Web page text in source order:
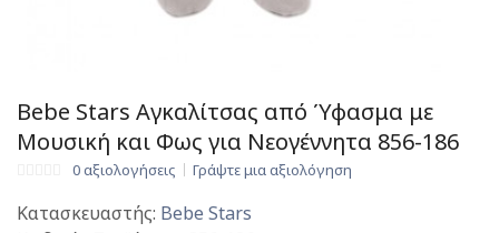
Bebe Stars Αγκαλίτσας από Ύφασμα με
Μουσική και Φως για Νεογέννητα 856-186
0 αξιολογήσεις Γράψτε μια αξιολόγηση
Κατασκευαστής: Bebe Stars